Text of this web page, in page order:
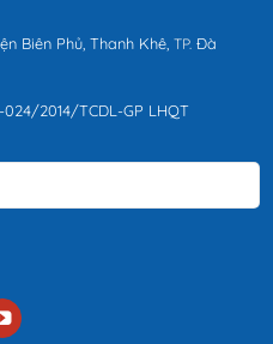
Biên Phủ, Thanh Khê, TP. Đà
024/2014/TCDL-GP LHQT